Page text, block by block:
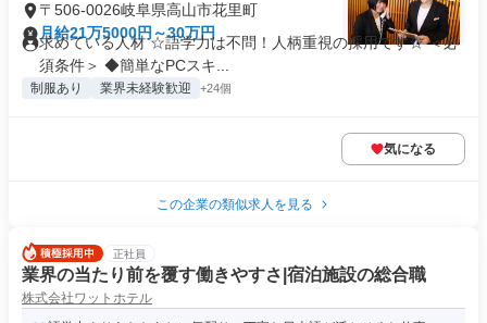
〒506-0026岐阜県高山市花里町
月給21万5000円～30万円
求めている人材 ☆語学力は不問！人柄重視の採用です☆ ＜必
須条件＞ ◆簡単なPCスキ...
制服あり 業界未経験歓迎 +24個
気になる
この企業の類似求人を見る
正社員
業界の当たり前を覆す働きやすさ|宿泊施設の総合職
株式会社ワットホテル